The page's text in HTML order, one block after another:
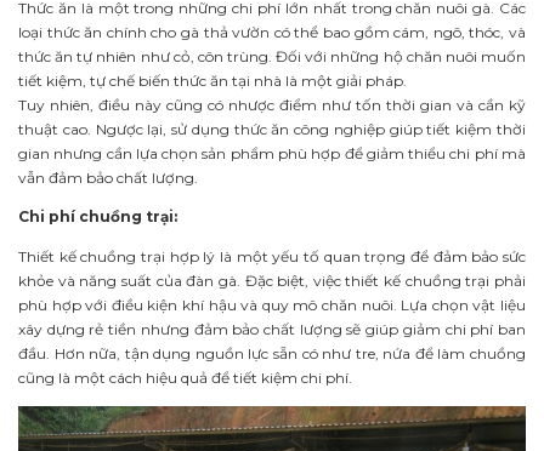
Thức ăn là một trong những chi phí lớn nhất trong chăn nuôi gà. Các
loại thức ăn chính cho gà thả vườn có thể bao gồm cám, ngô, thóc, và
thức ăn tự nhiên như cỏ, côn trùng. Đối với những hộ chăn nuôi muốn
tiết kiệm, tự chế biến thức ăn tại nhà là một giải pháp.
Tuy nhiên, điều này cũng có nhược điểm như tốn thời gian và cần kỹ
thuật cao. Ngược lại, sử dụng thức ăn công nghiệp giúp tiết kiệm thời
gian nhưng cần lựa chọn sản phẩm phù hợp để giảm thiểu chi phí mà
vẫn đảm bảo chất lượng.
Chi phí chuồng trại:
Thiết kế chuồng trại hợp lý là một yếu tố quan trọng để đảm bảo sức
khỏe và năng suất của đàn gà. Đặc biệt, việc thiết kế chuồng trại phải
phù hợp với điều kiện khí hậu và quy mô chăn nuôi. Lựa chọn vật liệu
xây dựng rẻ tiền nhưng đảm bảo chất lượng sẽ giúp giảm chi phí ban
đầu. Hơn nữa, tận dụng nguồn lực sẵn có như tre, nứa để làm chuồng
cũng là một cách hiệu quả để tiết kiệm chi phí.